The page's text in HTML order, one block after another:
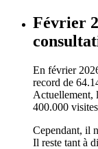
Février
En février
record de
Actuellement,
400.000
Cependant, il
Il reste tant à